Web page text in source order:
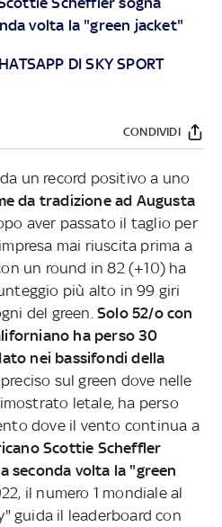
volta la "green jacket"
DI SKY SPORT
CONDIVIDI
un record positivo a uno
da tradizione ad Augusta
aver passato il taglio per
mai riuscita prima a
un round in 82 (+10) ha
più alto in 99 giri
del green. Solo 52/o con
ha perso 30
nei bassifondi della
sul green dove nelle
letale, ha perso
dove il vento continua a
Scottie Scheffler
seconda volta la "green
il numero 1 mondiale al
guida il leaderboard con